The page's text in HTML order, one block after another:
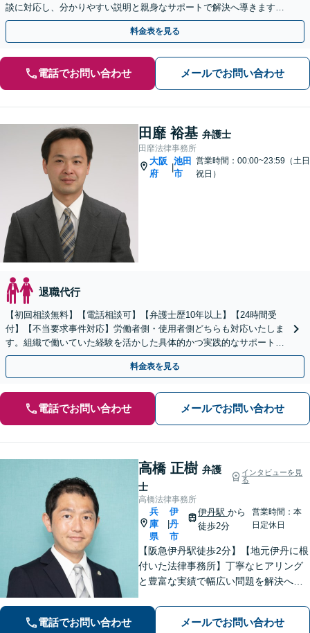
談に対応し、分かりやすい説明と親身なサポートで解決へ導きます
【休日・夜間対応可】
料金表を見る
電話でお問い合わせ メールでお問い合わせ
田靡 裕基 弁護士
田靡法律事務所
大阪
府
|
池田
市
営業時間：00:00~23:59（土日
祝日）
退職代行
【初回相談無料】【電話相談可】【弁護士歴10年以上】【24時間受
付】【不当要求事件対応】労働者側・使用者側どちらも対応いたしま
す。組織で働いていた経験を活かした具体的かつ実践的なサポートが
可能です。有利に解決するためにもぜひご相談ください
料金表を見る
電話でお問い合わせ メールでお問い合わせ
高橋 正樹 弁護
士
インタビューを見
る
高橋法律事務所
兵
庫
県
伊
丹
市
伊丹駅から
徒歩2分
営業時間：本
日定休日
【阪急伊丹駅徒歩2分】【地元伊丹に根
付いた法律事務所】丁寧なヒアリング
と豊富な実績で幅広い問題を解決へ導
請求／面会交流など【相続・遺言】相
続放棄／遺産分割調停など【電話・メ
電話でお問い合わせ メールでお問い合わせ